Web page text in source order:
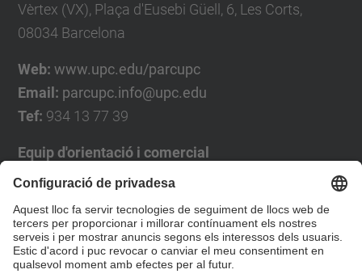
Vèrtex (VX), Plaça d'Eusebi Güell, 6, Les Corts,
08034 Barcelona
Web: www.upc.edu/parcupc
Email: parcupc.info@upc.edu
Tef: 934 13 77 39
Equip d'orientació i comercial
José Luís Grande
Tel. 93 4137194
jose.luis.grande@upc.edu
Formulari de contacte